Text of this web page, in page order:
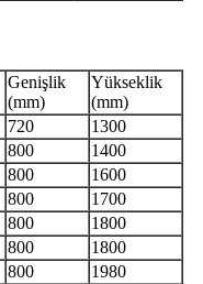
Genişlik
(mm)
Yükseklik
(mm)
720
1300
800
1400
800
1600
800
1700
800
1800
800
1800
800 1980